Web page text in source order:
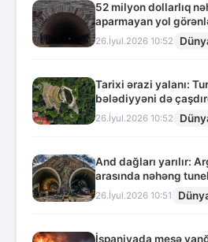
52 milyon dollarlıq
aparmayan yol
26.İyul.2026 10:52
Tarixi ərazi yalanı:
bələdiyyəni də
26.İyul.2026 10:52
And dağları yarılır:
arasında nəhəng
26.İyul.2026 10:51
İspaniyada meşə